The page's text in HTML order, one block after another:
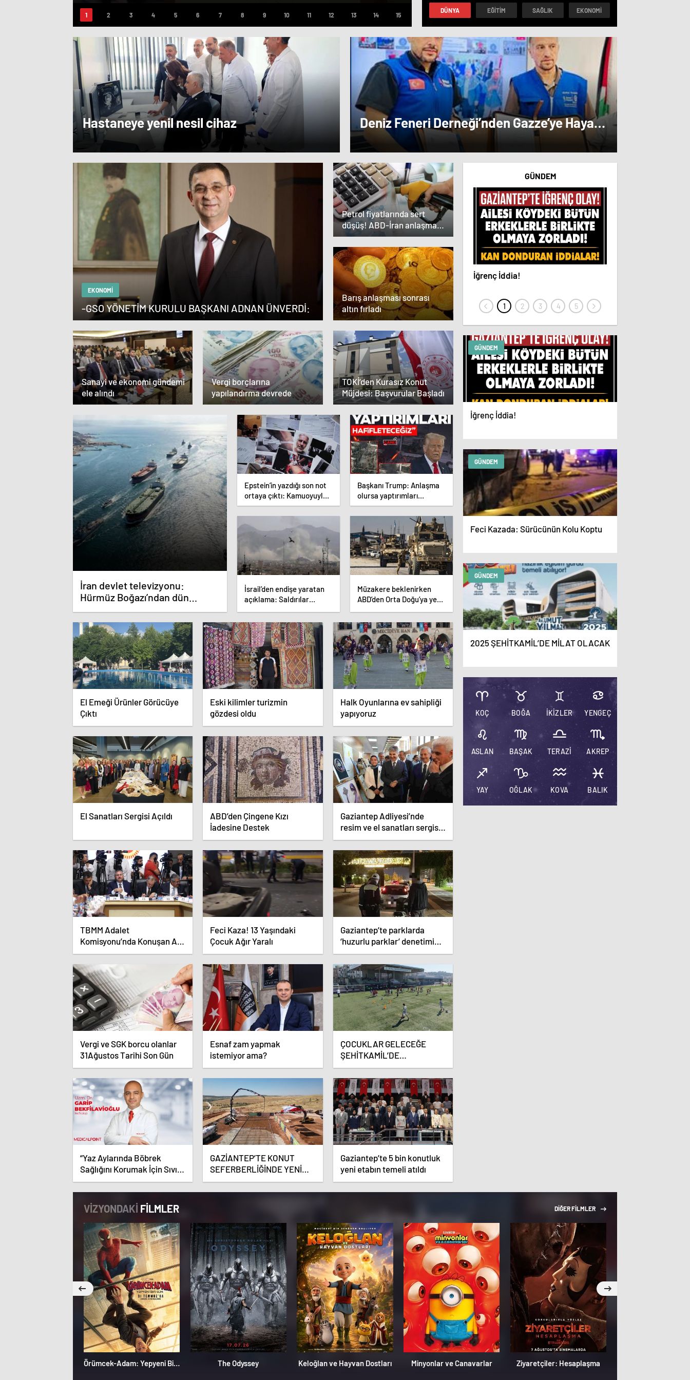
Milletimizin Teklifidir”
fazla gemi geçiş
yaptı
DÜNYA EĞITIM SAĞLIK EKONOMI
Hastaneye yenil nesil cihaz
Deniz Feneri Derneği’nden Gazze’ye Hayat
Veren Ortaklık…
EKONOMI
-GSO YÖNETİM KURULU BAŞKANI ADNAN ÜNVERDİ:
Sanayi ve ekonomi gündemi
ele alındı
Vergi borçlarına
yapılandırma devrede
Petrol fiyatlarında sert
düşüş! ABD-İran anlaşması
sonrası gözler Hürmüz
Boğazı’nda
Barış anlaşması sonrası
altın fırladı
TOKİ’den Kurasız Konut
Müjdesi: Başvurular Başladı
İran devlet televizyonu:
Hürmüz Boğazı’ndan dün
geceden beri 30’dan fazla gemi
geçiş yaptı
Epstein’in yazdığı son not
ortaya çıktı: Kamuoyuyla
ilk kez paylaşıldı
Başkanı Trump: Anlaşma
olursa yaptırımları
hafifleteceğiz! Aksi
halde…
İsrail’den endişe yaratan
açıklama: Saldırılar
Müzakere beklenirken
ABD’den Orta Doğu’ya yeni
El Emeği Ürünler Görücüye
Çıktı
Eski kilimler turizmin
gözdesi oldu
Halk Oyunlarına ev sahipliği
yapıyoruz
El Sanatları Sergisi Açıldı
ABD’den Çingene Kızı
İadesine Destek
Gaziantep Adliyesi’nde
resim ve el sanatları sergisi
açıldı
TBMM Adalet
Komisyonu’nda Konuşan AK
Parti Grup Başkanvekili
Abdulhamit Gül: “Kanun
Teklifi Milletimizin Teklifidir”
Feci Kaza! 13 Yaşındaki
Çocuk Ağır Yaralı
Gaziantep’te parklarda
‘huzurlu parklar’ denetimi
yapıldı.
Vergi ve SGK borcu olanlar
31Ağustos Tarihi Son Gün
Esnaf zam yapmak
istemiyor ama?
ÇOCUKLAR GELECEĞE
ŞEHİTKAMİL’DE
HAZIRLANIYOR
“Yaz Aylarında Böbrek
Sağlığını Korumak İçin Sıvı
Tüketimine Dikkat”
GAZİANTEP’TE KONUT
SEFERBERLİĞİNDE YENİ
AŞAMA
Gaziantep’te 5 bin konutluk
yeni etabın temeli atıldı
GÜNDEM
İğrenç İddia!
GÜNDEM
İğrenç İddia!
GÜNDEM
Feci Kazada: Sürücünün Kolu Koptu
GÜNDEM
2025 ŞEHİTKAMİL’DE MİLAT OLACAK
KOÇ BOĞA İKİZLER YENGEÇ
ASLAN BAŞAK TERAZİ AKREP
YAY OĞLAK KOVA BALIK
VİZYONDAKİ FİLMLER DİĞER FİLMLER
Örümcek-Adam: Yepyeni Bir Gün The Odyssey Keloğlan ve Hayvan Dostları Minyonlar ve Canavarlar Ziyaretçiler: Hesaplaşma